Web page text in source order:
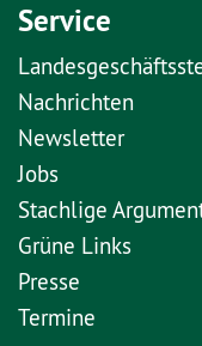
Service
Nachrichten
Newsletter
Jobs
Stachlige
Grüne Links
Presse
Termine